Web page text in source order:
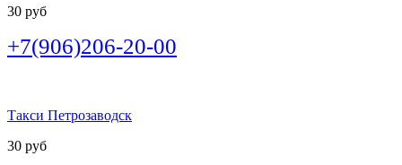
30 руб
+7(906)206-20-00
Такси Петрозаводск
30 руб